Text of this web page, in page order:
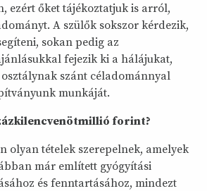
ezért őket tájékoztatjuk is arról,
A szülők sokszor kérdezik,
sokan pedig az
fejezik ki a hálájukat,
szánt céladománnyal
munkáját.
forint?
olyan tételek szerepelnek, amelyek
már említett gyógyítási
és fenntartásához, mindezt